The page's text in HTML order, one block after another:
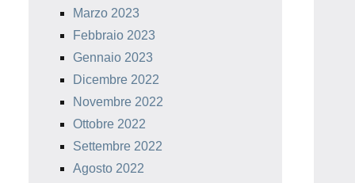
Marzo 2023
Febbraio 2023
Gennaio 2023
Dicembre 2022
Novembre 2022
Ottobre 2022
Settembre 2022
Agosto 2022